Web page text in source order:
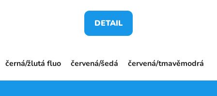
DETAIL
černá/žlutá fluo červená/šedá červená/tmavěmodrá